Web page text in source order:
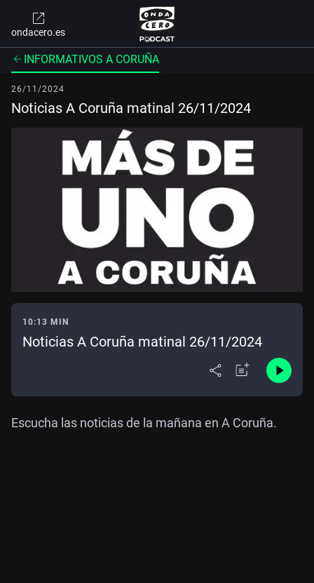
ondacero.es
INFORMATIVOS A CORUÑA
26/11/2024
Noticias A Coruña matinal 26/11/2024
10:13 MIN
Noticias A Coruña matinal 26/11/2024
Escucha las noticias de la mañana en A Coruña.